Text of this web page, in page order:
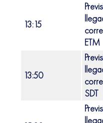
13:15
ETM
13:50
SDT